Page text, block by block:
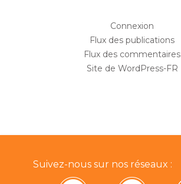
Connexion
Flux des publications
Flux des commentaires
Site de WordPress-FR
Suivez-nous sur nos réseaux :